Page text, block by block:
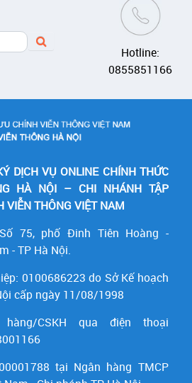
Hotline:
0855851166
DỊCH VỤ ONLINE CHÍNH THỨC
HÀ NỘI – CHI NHÁNH TẬP
VIỄN THÔNG VIỆT NAM
75, phố Đinh Tiên Hoàng -
- TP Hà Nội.
0100686223 do Sở Kế hoạch
cấp ngày 11/08/1998
CSKH qua điện thoại
tại Ngân hàng TMCP